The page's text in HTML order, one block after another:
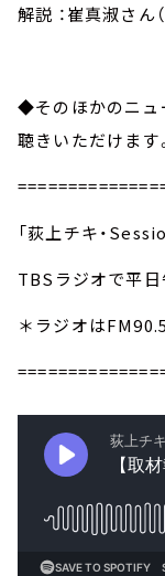
解説 ：崔真淑さん
◆そのほかのニュ
聴きいただけます
「荻上チキ・
TBSラジオで平日
＊ラジオは